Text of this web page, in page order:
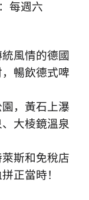
：每週六
風情的德國
暢飲德式啤
園，黃石上瀑
大棱鏡溫泉
萊斯和免稅店
正當時！